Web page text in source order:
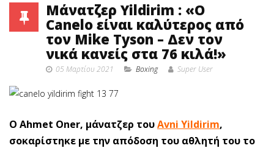
Μάνατζερ Yildirim : «Ο
Canelo είναι καλύτερος από
τον Mike Tyson – Δεν τον
νικά κανείς στα 76 κιλά!»
05 Μαρτίου 2021 Boxing Super User
O Ahmet Oner, μάνατζερ τουAvni Yildirim,
σοκαρίστηκε με την απόδοση του αθλητή του το